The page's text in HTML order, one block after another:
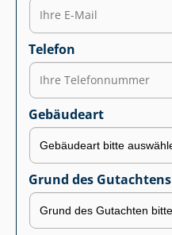
Telefon
Gebäudeart
Grund des Gutachtens